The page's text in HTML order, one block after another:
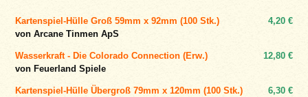
Kartenspiel-Hülle Groß 59mm x 92mm (100 Stk.)
von Arcane Tinmen ApS
4,20 €
Wasserkraft - Die Colorado Connection (Erw.)
von Feuerland Spiele
12,80 €
Kartenspiel-Hülle Übergroß 79mm x 120mm (100 Stk.)
6,30 €